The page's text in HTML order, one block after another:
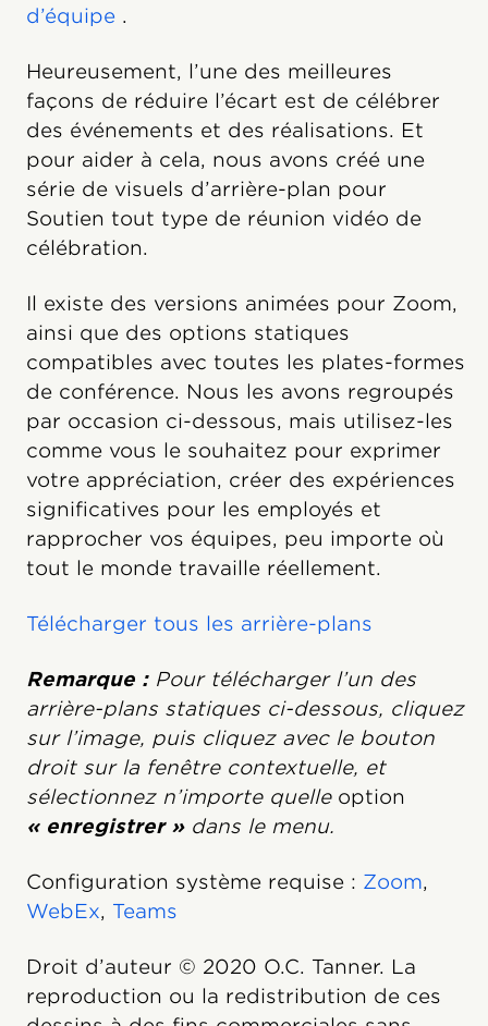
d’équipe .
Heureusement, l’une des meilleures
façons de réduire l’écart est de célébrer
des événements et des réalisations. Et
pour aider à cela, nous avons créé une
série de visuels d’arrière-plan pour
Soutien tout type de réunion vidéo de
célébration.
Il existe des versions animées pour Zoom,
ainsi que des options statiques
compatibles avec toutes les plates-formes
de conférence. Nous les avons regroupés
par occasion ci-dessous, mais utilisez-les
comme vous le souhaitez pour exprimer
votre appréciation, créer des expériences
significatives pour les employés et
rapprocher vos équipes, peu importe où
tout le monde travaille réellement.
Télécharger tous les arrière-plans
Remarque :Pour télécharger l’un des
arrière-plans statiques ci-dessous, cliquez
sur l’image, puis cliquez avec le bouton
droit sur la fenêtre contextuelle, et
sélectionnez n’importe quelle option
« enregistrer »dans le menu.
Configuration système requise : Zoom,
WebEx, Teams
Droit d’auteur © 2020 O.C. Tanner. La
reproduction ou la redistribution de ces